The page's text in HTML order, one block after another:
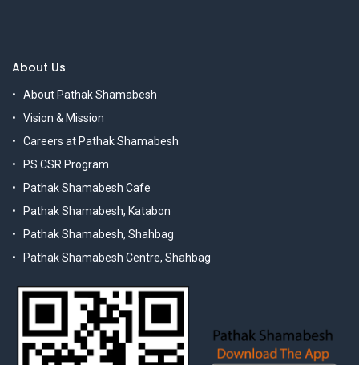
About Us
About Pathak Shamabesh
Vision & Mission
Careers at Pathak Shamabesh
PS CSR Program
Pathak Shamabesh Cafe
Pathak Shamabesh, Katabon
Pathak Shamabesh, Shahbag
Pathak Shamabesh Centre, Shahbag